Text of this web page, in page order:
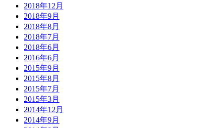
2018年12月
2018年9月
2018年8月
2018年7月
2018年6月
2016年6月
2015年9月
2015年8月
2015年7月
2015年3月
2014年12月
2014年9月